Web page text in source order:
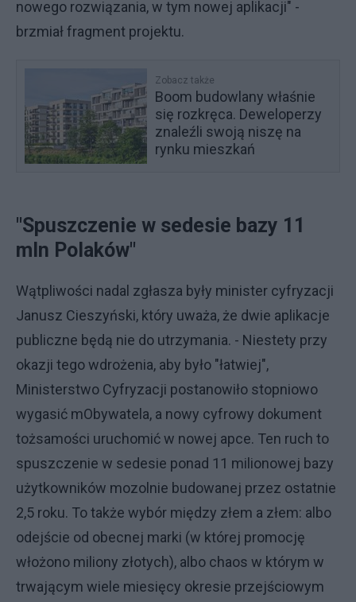
nowego rozwiązania, w tym nowej aplikacji" -
brzmiał fragment projektu.
Zobacz także
Boom budowlany właśnie
się rozkręca. Deweloperzy
znaleźli swoją niszę na
rynku mieszkań
"Spuszczenie w sedesie bazy 11
mln Polaków"
Wątpliwości nadal zgłasza były minister cyfryzacji
Janusz Cieszyński, który uważa, że dwie aplikacje
publiczne będą nie do utrzymania. - Niestety przy
okazji tego wdrożenia, aby było "łatwiej",
Ministerstwo Cyfryzacji postanowiło stopniowo
wygasić mObywatela, a nowy cyfrowy dokument
tożsamości uruchomić w nowej apce. Ten ruch to
spuszczenie w sedesie ponad 11 milionowej bazy
użytkowników mozolnie budowanej przez ostatnie
2,5 roku. To także wybór między złem a złem: albo
odejście od obecnej marki (w której promocję
włożono miliony złotych), albo chaos w którym w
trwającym wiele miesięcy okresie przejściowym